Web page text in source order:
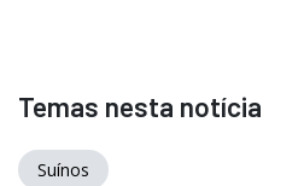
Temas nesta notícia
Suínos